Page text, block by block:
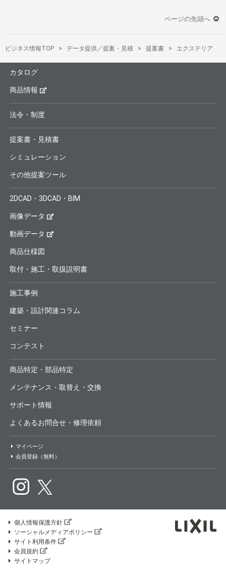
ページの先頭へ
ビジネス情報TOP データ提供／提案・見積 提案書 エクステリア
カタログ
商品情報
法令・制度
提案書・見積書
シミュレーション
その他提案ツール
2DCAD・3DCAD・BIM
画像データ
動画データ
商品仕様図
取付・施工・取扱説明書
施工事例
建築・設計関連コラム
セミナー
コンテスト
商品特定・部品特定
メンテナンス・取替え・交換
サポート情報
よくあるお問合せ・修理依頼
マイページ
会員登録（無料）
個人情報保護方針
ソーシャルメディアポリシー
サイト利用条件
会員規約
サイトマップ